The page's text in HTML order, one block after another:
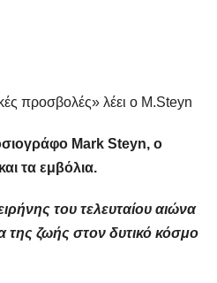
προσβολές» λέει ο M.Steyn
Mark Steyn, o
τα εμβόλια.
του τελευταίου αιώνα
της ζωής στον δυτικό κόσμο